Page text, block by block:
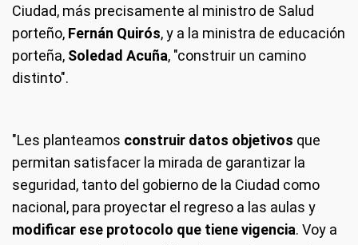
Ciudad, más precisamente al ministro de Salud
porteño, Fernán Quirós, y a la ministra de educación
porteña, Soledad Acuña, "construir un camino
distinto".
"Les planteamos construir datos objetivos que
permitan satisfacer la mirada de garantizar la
seguridad, tanto del gobierno de la Ciudad como
nacional, para proyectar el regreso a las aulas y
modificar ese protocolo que tiene vigencia. Voy a